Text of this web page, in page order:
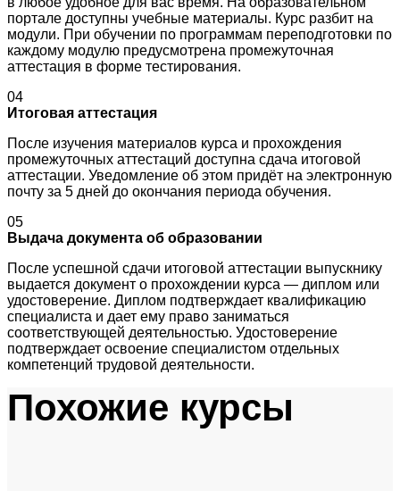
портале доступны учебные материалы. Курс разбит на
модули. При обучении по программам переподготовки по
каждому модулю предусмотрена промежуточная
аттестация в форме тестирования.
04
Итоговая аттестация
После изучения материалов курса и прохождения
промежуточных аттестаций доступна сдача итоговой
аттестации. Уведомление об этом придёт на электронную
почту за 5 дней до окончания периода обучения.
05
Выдача документа об образовании
После успешной сдачи итоговой аттестации выпускнику
выдается документ о прохождении курса — диплом или
удостоверение. Диплом подтверждает квалификацию
специалиста и дает ему право заниматься
соответствующей деятельностью. Удостоверение
подтверждает освоение специалистом отдельных
компетенций трудовой деятельности.
Похожие курсы